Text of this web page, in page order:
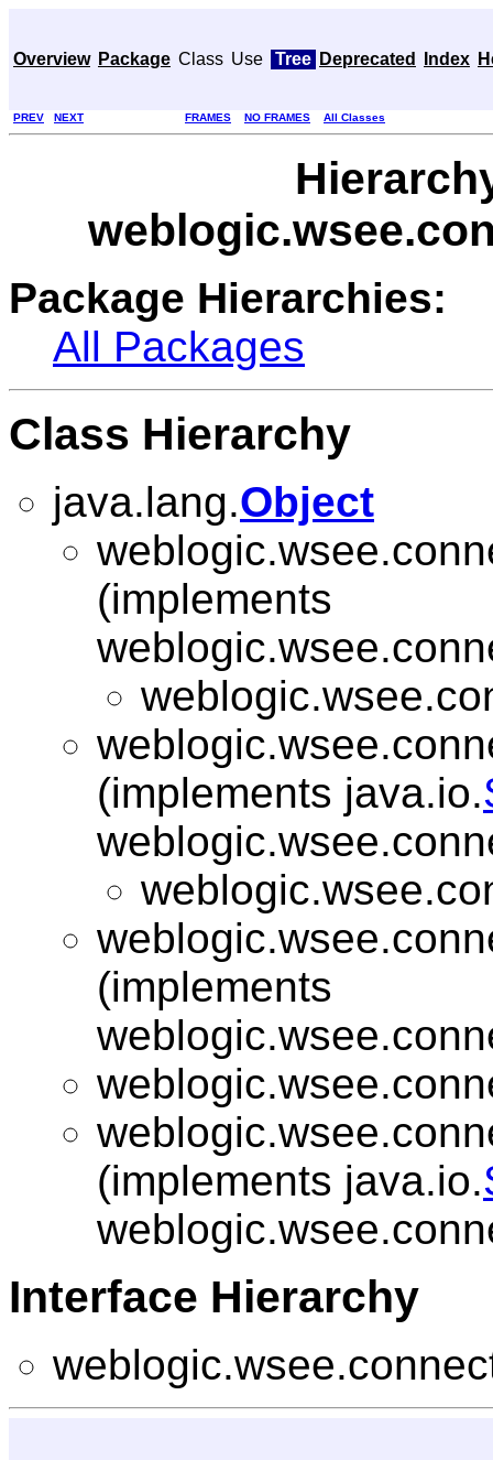
Overview Package Class Use Tree Deprecated Index
PREV NEXT FRAMES NO FRAMES All Classes
Package Hierarchies:
All Packages
Class Hierarchy
java.lang.Object
(implements
(implements java.io.
(implements
(implements java.io.
Interface Hierarchy